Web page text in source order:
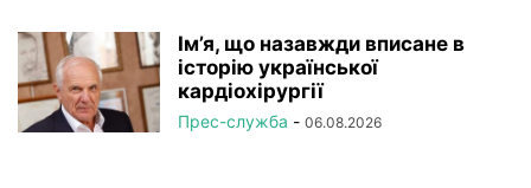
Ім’я, що назавжди вписане в
історію української
кардіохірургії
Прес-служба - 06.08.2026